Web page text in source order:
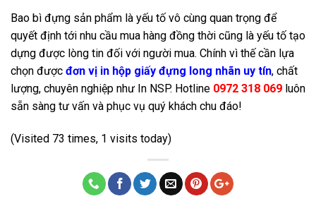
Bao bì đựng sản phẩm là yếu tố vô cùng quan trọng để
quyết định tới nhu cầu mua hàng đồng thời cũng là yếu tố tạo
dựng được lòng tin đối với người mua. Chính vì thế cần lựa
chọn được đơn vị in hộp giấy đựng long nhãn uy tín, chất
lượng, chuyên nghiệp như In NSP. Hotline 0972 318 069 luôn
sẵn sàng tư vấn và phục vụ quý khách chu đáo!
(Visited 73 times, 1 visits today)